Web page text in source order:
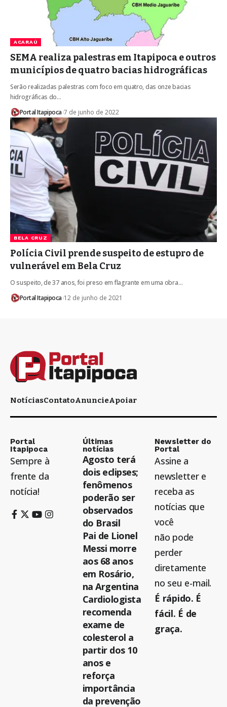
ACARAÚ
SEMA realiza palestras em Itapipoca e outros
municípios de quatro bacias hidrográficas
Serão realizadas palestras com foco em quatro, das onze bacias
hidrográficas do…
Portal Itapipoca 7 de junho de 2022
BELA CRUZ
Polícia Civil prende suspeito de estupro de
vulnerável em Bela Cruz
O suspeito, de 37 anos, foi preso em flagrante em uma obra…
Portal Itapipoca 12 de junho de 2021
NotíciasContatoAnuncieApoiar
Portal
Itapipoca
Sempre à
frente da
notícia!
Últimas
notícias
Agosto terá
dois eclipses;
fenômenos
poderão ser
observados
do Brasil
Pai de Lionel
Messi morre
aos 68 anos
em Rosário,
na Argentina
Cardiologista
recomenda
exame de
colesterol a
partir dos 10
anos e
reforça
importância
da prevenção
Newsletter do
Portal
Assine a
newsletter e
receba as
notícias que
você
não pode
perder
diretamente
no seu e-mail.
É rápido. É
fácil. É de
graça.